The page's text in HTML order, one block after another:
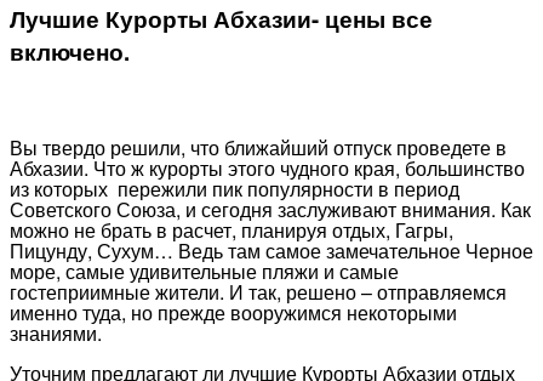
Лучшие Курорты Абхазии- цены все
включено.
Вы твердо решили, что ближайший отпуск проведете в
Абхазии. Что ж курорты этого чудного края, большинство
из которых пережили пик популярности в период
Советского Союза, и сегодня заслуживают внимания. Как
можно не брать в расчет, планируя отдых, Гагры,
Пицунду, Сухум… Ведь там самое замечательное Черное
море, самые удивительные пляжи и самые
гостеприимные жители. И так, решено – отправляемся
именно туда, но прежде вооружимся некоторыми
знаниями.
Уточним предлагают ли лучшие Курорты Абхазии отдых